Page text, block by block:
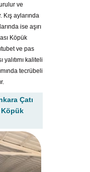
ve
Kış aylarında
ise aşırı
Köpük
ve pas
yalıtımı kaliteli
tecrübeli
Çatı
Köpük